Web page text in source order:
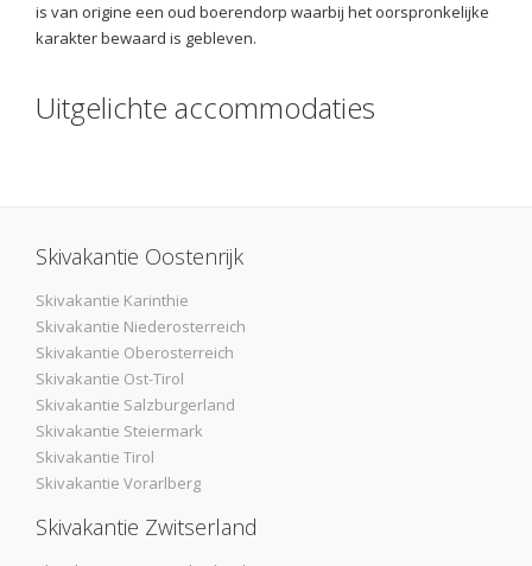
is van origine een oud boerendorp waarbij het oorspronkelijke
karakter bewaard is gebleven.
Uitgelichte accommodaties
Skivakantie Oostenrijk
Skivakantie Karinthie
Skivakantie Niederosterreich
Skivakantie Oberosterreich
Skivakantie Ost-Tirol
Skivakantie Salzburgerland
Skivakantie Steiermark
Skivakantie Tirol
Skivakantie Vorarlberg
Skivakantie Zwitserland